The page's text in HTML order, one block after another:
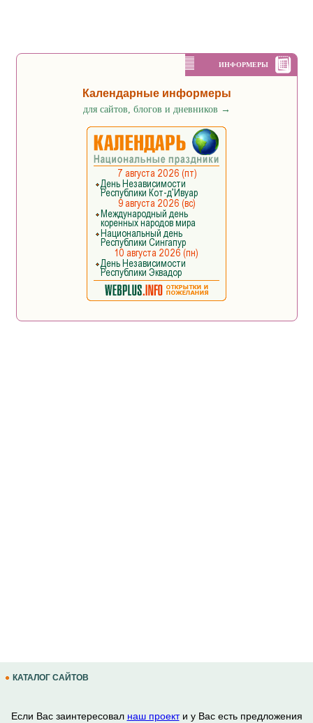
ИНФОРМЕРЫ
Календарные информеры
для сайтов, блогов и дневников →
КАТАЛОГ САЙТОВ
Если Вас заинтересовал наш проекти у Вас есть предложения